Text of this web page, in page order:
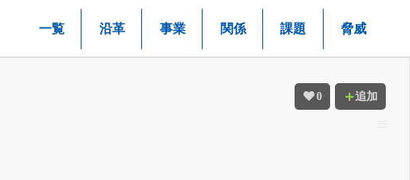
一覧 沿革 事業 関係 課題 脅威
0 追加